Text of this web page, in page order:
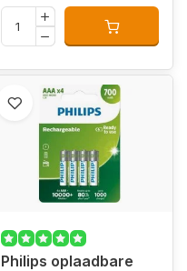
Philips oplaadbare